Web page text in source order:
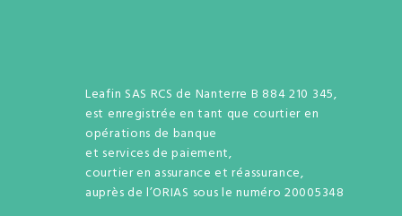
Leafin SAS RCS de Nanterre B 884 210 345,
est enregistrée en tant que courtier en
opérations de banque
et services de paiement,
courtier en assurance et réassurance,
auprès de l’ORIAS sous le numéro 20005348